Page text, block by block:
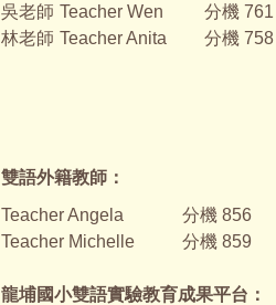
吳老師 Teacher Wen
分機 761
林老師 Teacher Anita 分機 758
雙語外籍教師：
Teacher Angela
分機 856
Teacher Michelle
分機 859
龍埔國小雙語實驗教育成果平台：